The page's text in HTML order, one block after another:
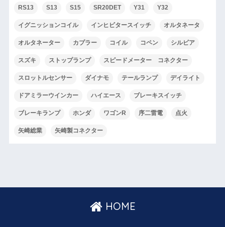
RS13 S13 S15 SR20DET Y31 Y32
イグニッションコイル インヒビタースイッチ オルタネータ
オルタネーター カプラー コイル コペン シルビア
スズキ ストップランプ スピードメーター コネクター
スロットルセンサー ダイナモ テールランプ デイライト
ドアミラーウインカー ハイエース ブレーキスイッチ
ブレーキランプ ホンダ ワゴンR 序二雷電 点火
矢崎総業 矢崎製コネクター
HOME